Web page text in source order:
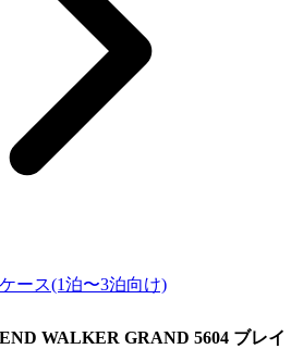
ース(1泊〜3泊向け)
WALKER GRAND 5604 ブレイ